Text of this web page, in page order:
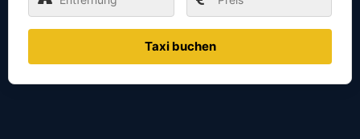
Taxi buchen